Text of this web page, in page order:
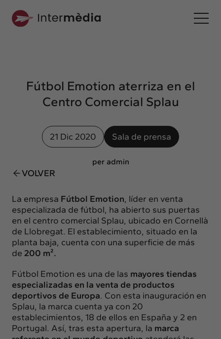
Interconexión
Nuestros servicios
Interacción
Proyectos
Confidencial
Interrelación
Clientes
Insights
Actualidad
Intercambio
Contacto
info@intermedia.es +34 934 157 662
Fútbol Emotion aterriza en el
Centro Comercial Splau
21 Dic 2020 Sala de prensa
per admin
VOLVER
La empresa Fútbol Emotion, líder en venta
especializada de fútbol, ha abierto sus puertas
en el centro comercial Splau, ubicado en Cornellà
de Llobregat. El establecimiento, situado en la
planta baja, cuenta con una superficie de más
de 200 m².
Fútbol Emotion es una de las mayores tiendas
especializadas en la venta de productos
deportivos de Europa. Con esta inauguración en
Splau, la marca cuenta ya con 20
establecimientos, 18 de ellos en España y 2 en
Portugal. Así, tras esta apertura, la marca